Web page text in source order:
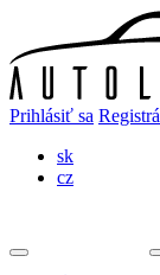
Prihlásiť sa
sk
cz